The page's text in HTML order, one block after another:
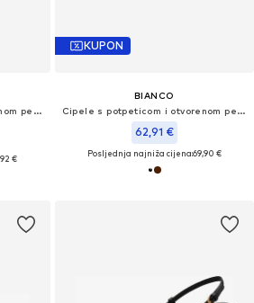
Cipele s potpeticom i otvorenom petom 'NITEOWL-P'
€
KUPON
BIANCO
Cipele s potpeticom i otvorenom petom 'Maralyn'
62,91 €
Posljednja najniža cijena:69,90 €